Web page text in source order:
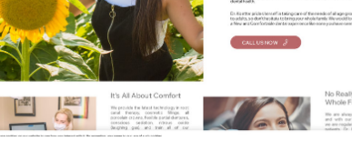
Rockwall Dental Pros